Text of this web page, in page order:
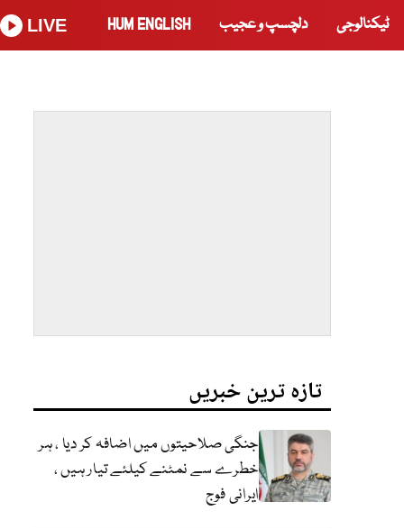
ٹیکنالوجی دلچسپ و عجیب HUM ENGLISH
LIVE
تازہ ترین خبریں
جنگی صلاحیتوں میں اضافہ کر دیا ، ہر
خطرے سے نمٹنے کیلئے تیار ہیں ،
ایرانی فوج